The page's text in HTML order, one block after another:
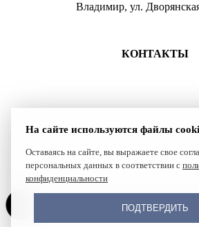
Владимир, ул.
КОНТАКТЫ
atlet@sport.gov33.ru
Сайт создан компанией
На сайте используются файлы
Оставаясь на сайте, вы выражаете свое
персональных данных в соответствии с
конфиденциальности
ПОДТВЕРДИТЬ